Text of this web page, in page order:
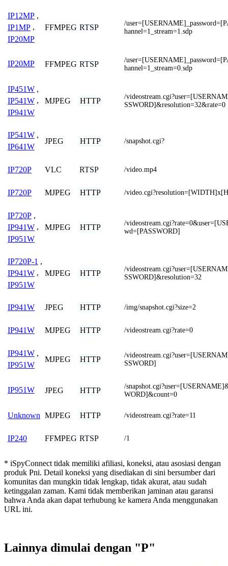
IP12MP ,
IP1MP ,
IP20MP
FFMPEG RTSP
/
hannel=1_stream=1.sdp
IP20MP FFMPEG RTSP
/
hannel=1_stream=0.sdp
IP451W ,
IP541W ,
IP941W
MJPEG HTTP
/
SSWORD]&resolution=32&rate=0
IP541W ,
IP641W
JPEG HTTP /snapshot.cgi?
IP720P VLC RTSP /video.mp4
IP720P MJPEG HTTP /
IP720P ,
IP941W ,
IP951W
MJPEG HTTP
/
wd=[PASSWORD]
IP720P-1 ,
IP941W ,
IP951W
MJPEG HTTP
/
SSWORD]&resolution=32
IP941W JPEG HTTP /img/snapshot.cgi?size=2
IP941W MJPEG HTTP /videostream.cgi?rate=0
IP941W ,
IP951W
MJPEG HTTP
/
SSWORD]
IP951W JPEG HTTP
/
WORD]&count=0
Unknown MJPEG HTTP /videostream.cgi?rate=11
IP240 FFMPEG RTSP /1
* iSpyConnect tidak memiliki afiliasi, koneksi, atau asosiasi dengan
produk Pni. Detail koneksi yang disediakan di sini bersumber dari
komunitas dan mungkin tidak lengkap, tidak akurat, atau sudah
ketinggalan zaman. Kami tidak memberikan jaminan atau garansi
bahwa Anda akan dapat terhubung ke kamera Anda menggunakan
URL ini.
Lainnya dimulai dengan "P"